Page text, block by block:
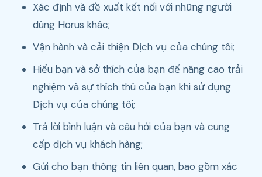
Xác định và đề xuất kết nối với những người
dùng Horus khác;
Vận hành và cải thiện Dịch vụ của chúng tôi;
Hiểu bạn và sở thích của bạn để nâng cao trải
nghiệm và sự thích thú của bạn khi sử dụng
Dịch vụ của chúng tôi;
Trả lời bình luận và câu hỏi của bạn và cung
cấp dịch vụ khách hàng;
Gửi cho bạn thông tin liên quan, bao gồm xác